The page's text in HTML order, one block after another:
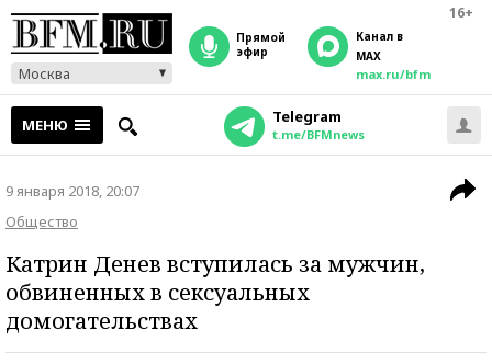
16+
Москва
прямой
эфир
Канал в
MAX
max.ru/bfm
МЕНЮ Telegram
t.me/BFMnews
9 января 2018, 20:07
Общество
Катрин Денев вступилась за мужчин,
обвиненных в сексуальных
домогательствах